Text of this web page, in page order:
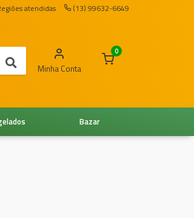
atendidas (13) 99632-6649
Minha Conta
0
Bazar